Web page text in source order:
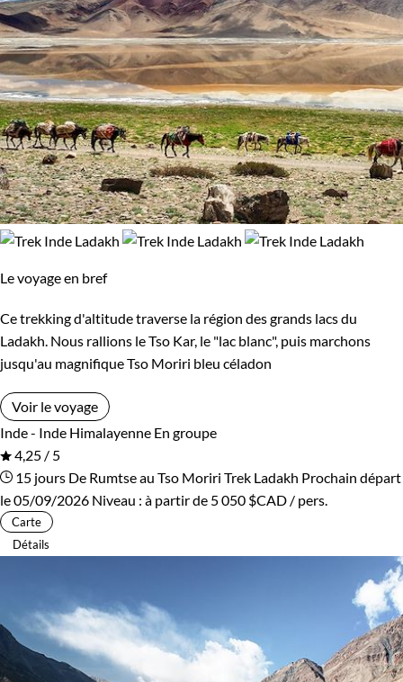
Le voyage en bref
Ce trekking d'altitude traverse la région des grands lacs du
Ladakh. Nous rallions le Tso Kar, le "lac blanc", puis marchons
jusqu'au magnifique Tso Moriri bleu céladon
Voir le voyage
Inde - Inde Himalayenne En groupe
4,25 / 5
15 jours De Rumtse au Tso Moriri Trek Ladakh Prochain départ
le 05/09/2026 Niveau : à partir de 5 050 $CAD / pers.
Carte
Détails